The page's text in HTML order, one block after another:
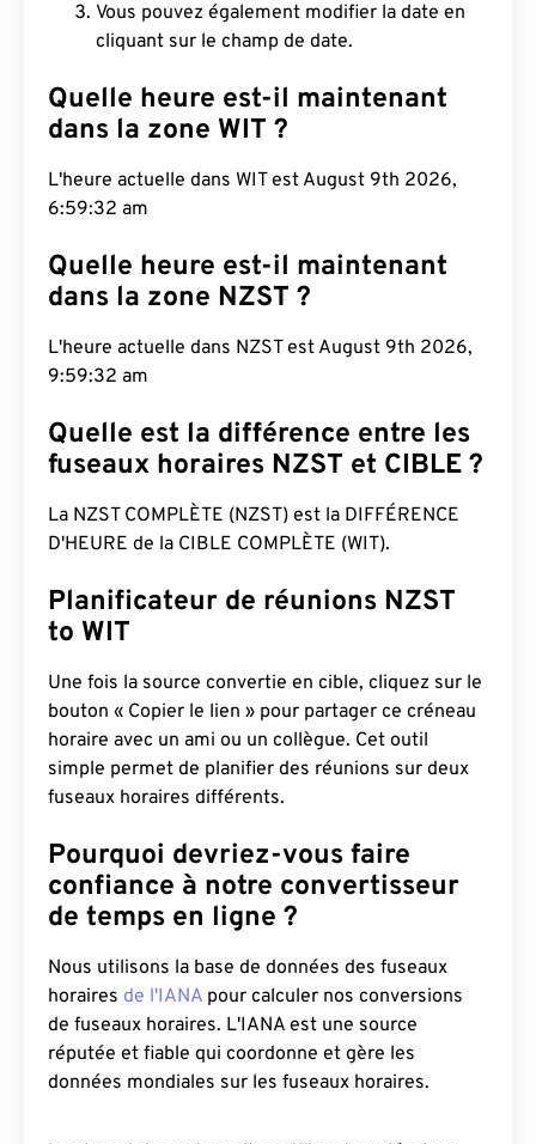
Vous pouvez également modifier la date en
cliquant sur le champ de date.
Quelle heure est-il maintenant
dans la zone WIT ?
L'heure actuelle dans WIT est August 9th 2026,
6:59:33 am
Quelle heure est-il maintenant
dans la zone NZST ?
L'heure actuelle dans NZST est August 9th 2026,
9:59:33 am
Quelle est la différence entre les
fuseaux horaires NZST et CIBLE ?
La NZST COMPLÈTE (NZST) est la DIFFÉRENCE
D'HEURE de la CIBLE COMPLÈTE (WIT).
Planificateur de réunions NZST
to WIT
Une fois la source convertie en cible, cliquez sur le
bouton « Copier le lien » pour partager ce créneau
horaire avec un ami ou un collègue. Cet outil
simple permet de planifier des réunions sur deux
fuseaux horaires différents.
Pourquoi devriez-vous faire
confiance à notre convertisseur
de temps en ligne ?
Nous utilisons la base de données des fuseaux
horaires de l'IANA pour calculer nos conversions
de fuseaux horaires. L'IANA est une source
réputée et fiable qui coordonne et gère les
données mondiales sur les fuseaux horaires.